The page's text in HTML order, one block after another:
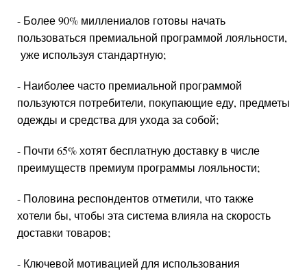
- Более 90% миллениалов готовы начать
пользоваться премиальной программой лояльности,
уже используя стандартную;
- Наиболее часто премиальной программой
пользуются потребители, покупающие еду, предметы
одежды и средства для ухода за собой;
- Почти 65% хотят бесплатную доставку в числе
преимуществ премиум программы лояльности;
- Половина респондентов отметили, что также
хотели бы, чтобы эта система влияла на скорость
доставки товаров;
- Ключевой мотивацией для использования